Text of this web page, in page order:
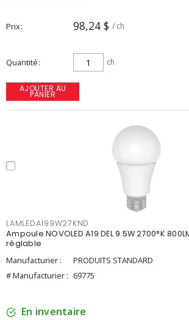
Prix 98,24 $ / ch
Quantité ch
AJOUTER AU
PANIER
LAMLEDA199W27KND
Ampoule NOVOLED A19 DEL 9.5W 2700°K
réglable
Manufacturier :
PRODUITS STANDARD
# Manufacturier : 69775
En inventaire